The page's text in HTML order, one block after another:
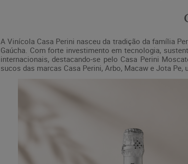
A Vinícola Casa Perini nasceu da tradição da família
Gaúcha. Com forte investimento em tecnologia,
internacionais, destacando-se pelo Casa Perini
sucos das marcas Casa Perini, Arbo, Macaw e Jota